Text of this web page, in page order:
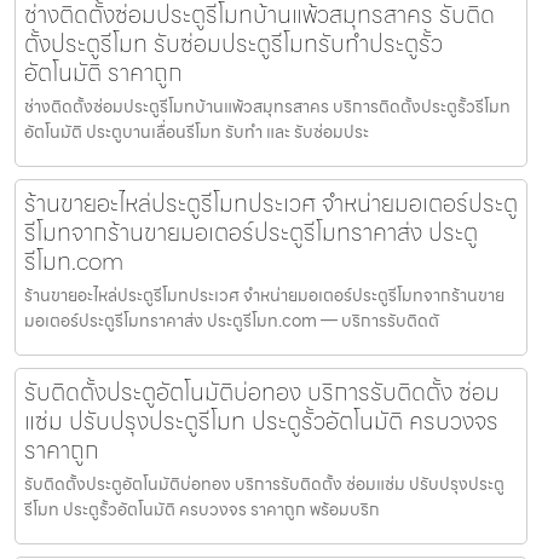
ช่างติดตั้งซ่อมประตูรีโมทบ้านแพ้วสมุทรสาคร รับติด
ตั้งประตูรีโมท รับซ่อมประตูรีโมทรับทำประตูรั้ว
อัตโนมัติ ราคาถูก
ช่างติดตั้งซ่อมประตูรีโมทบ้านแพ้วสมุทรสาคร บริการติดตั้งประตูรั้วรีโมท
อัตโนมัติ ประตูบานเลื่อนรีโมท รับทำ และ รับซ่อมประ
ร้านขายอะไหล่ประตูรีโมทประเวศ จำหน่ายมอเตอร์ประตู
รีโมทจากร้านขายมอเตอร์ประตูรีโมทราคาส่ง ประตู
รีโมท.com
ร้านขายอะไหล่ประตูรีโมทประเวศ จำหน่ายมอเตอร์ประตูรีโมทจากร้านขาย
มอเตอร์ประตูรีโมทราคาส่ง ประตูรีโมท.com — บริการรับติดตั
รับติดตั้งประตูอัตโนมัติบ่อทอง บริการรับติดตั้ง ซ่อม
แซ่ม ปรับปรุงประตูรีโมท ประตูรั้วอัตโนมัติ ครบวงจร
ราคาถูก
รับติดตั้งประตูอัตโนมัติบ่อทอง บริการรับติดตั้ง ซ่อมแซ่ม ปรับปรุงประตู
รีโมท ประตูรั้วอัตโนมัติ ครบวงจร ราคาถูก พร้อมบริก